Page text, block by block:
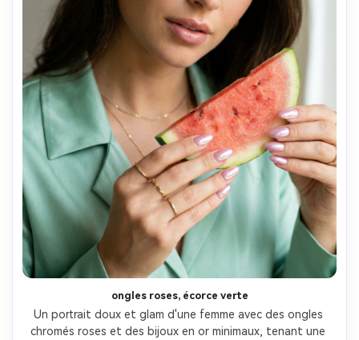
ongles roses, écorce verte
Un portrait doux et glam d'une femme avec des ongles
chromés roses et des bijoux en or minimaux, tenant une